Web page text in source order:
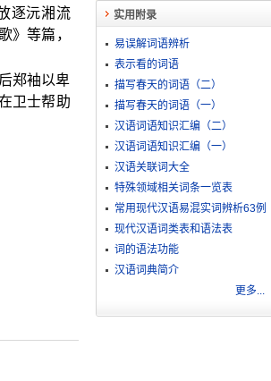
逐沅湘流
》等篇，
郑袖以卑
卫士帮助
实用附录
易误解词语辨析
表示看的词语
描写春天的词语（二）
描写春天的词语（一）
汉语词语知识汇编（二）
汉语词语知识汇编（一）
汉语关联词大全
特殊领域相关词条一览表
常用现代汉语易混实词辨析63例
现代汉语词类表和语法表
词的语法功能
汉语词典简介
更多...